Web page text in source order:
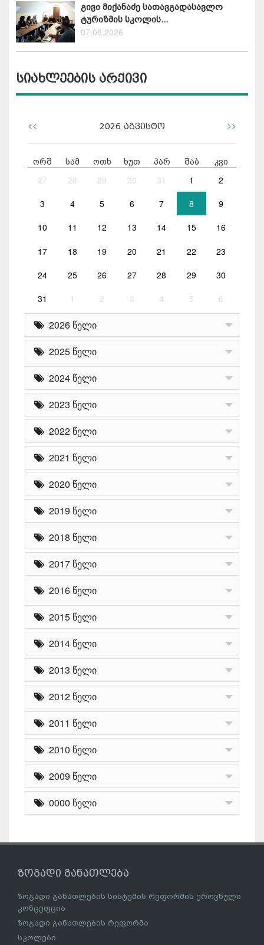
გივი მიქანაძე სათავგადასავლო
ტურიზმის სკოლის...
07.08.2026
სიახლეების არქივი
<< 2026 აგვისტო >>
ორშ სამ ოთხ ხუთ პარ შაბ კვი
27 28 29 30 31 1 2
3 4 5 6 7 8 9
10 11 12 13 14 15 16
17 18 19 20 21 22 23
24 25 26 27 28 29 30
31 1 2 3 4 5 6
2026 წელი
2025 წელი
2024 წელი
2023 წელი
2022 წელი
2021 წელი
2020 წელი
2019 წელი
2018 წელი
2017 წელი
2016 წელი
2015 წელი
2014 წელი
2013 წელი
2012 წელი
2011 წელი
2010 წელი
2009 წელი
0000 წელი
ზოგადი განათლება
ზოგადი განათლების სისტემის რეფორმის ეროვნული
კონცეფცია
ზოგადი განათლების რეფორმა
სკოლები